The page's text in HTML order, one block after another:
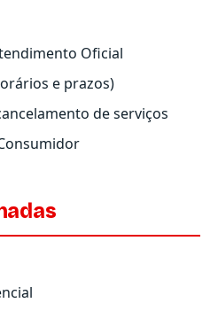
Oficial
e prazos)
de serviços